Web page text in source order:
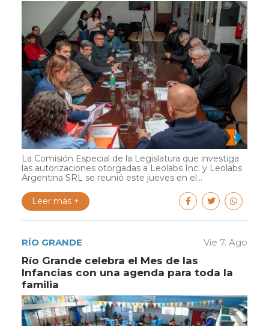
La Comisión Especial de la Legislatura que investiga
las autorizaciones otorgadas a Leolabs Inc. y Leolabs
Argentina SRL se reunió este jueves en el...
Leer más +
RÍO GRANDE Vie 7. Ago
Río Grande celebra el Mes de las
Infancias con una agenda para toda la
familia